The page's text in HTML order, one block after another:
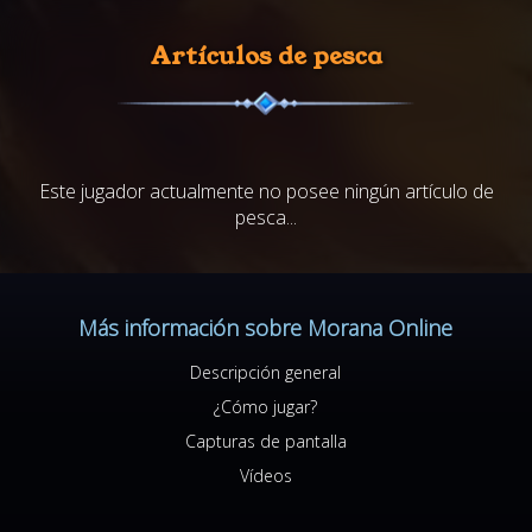
Artículos de pesca
Este jugador actualmente no posee ningún artículo de
pesca...
Más información sobre Morana Online
Descripción general
¿Cómo jugar?
Capturas de pantalla
Vídeos